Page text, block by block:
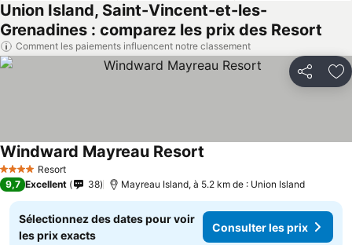
Union Island, Saint-Vincent-et-les-
Grenadines : comparez les prix des Resort
Comment les paiements influencent notre classement
Partager
4 Étoiles Resort
Windward Mayreau Resort
9,7 Excellent 38 Mayreau Island, à 5.2 km de : Union Island
Sélectionnez des dates pour voir
les prix exacts
Consulter les prix